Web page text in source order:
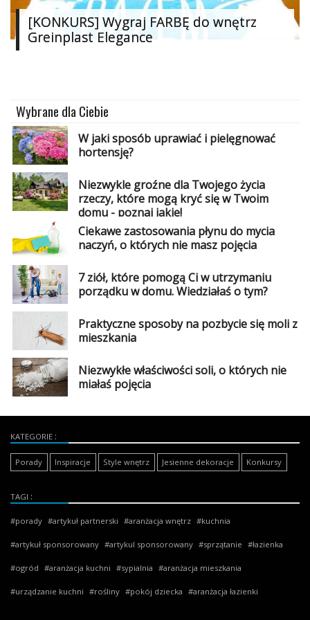
Dodaj
Dodaj
galerię
[KONKURS] Wygraj FARBĘ do wnętrz
Greinplast Elegance
Wybrane dla Ciebie
W jaki sposób uprawiać i pielęgnować
hortensję?
Niezwykle groźne dla Twojego życia
rzeczy, które mogą kryć się w Twoim
domu - poznaj jakie!
Ciekawe zastosowania płynu do mycia
naczyń, o których nie masz pojęcia
7 ziół, które pomogą Ci w utrzymaniu
porządku w domu. Wiedziałaś o tym?
Praktyczne sposoby na pozbycie się moli z
mieszkania
Niezwykłe właściwości soli, o których nie
miałaś pojęcia
KATEGORIE
Porady Inspiracje Style wnętrz Jesienne dekoracje Konkursy
TAGI
porady artykuł partnerski aranżacja wnętrz kuchnia
artykuł sponsorowany artykul sponsorowany sprzątanie łazienka
ogród aranżacja kuchni sypialnia aranżacja mieszkania
urządzanie kuchni rośliny pokój dziecka aranżacja łazienki